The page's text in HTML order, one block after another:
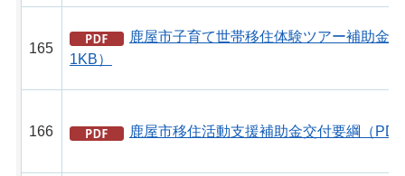
165
鹿屋市子育て世帯移住体験ツアー補助金
1KB）
166 鹿屋市移住活動支援補助金交付要綱（